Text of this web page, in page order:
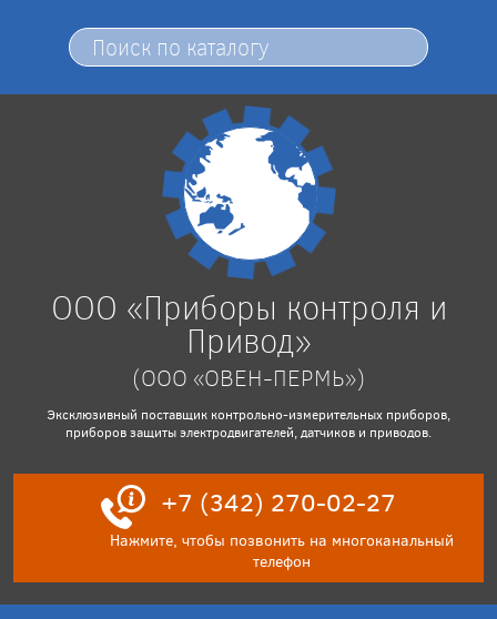
ООО «Приборы контроля и
Привод»
(ООО «ОВЕН-ПЕРМЬ»)
Эксклюзивный поставщик контрольно-измерительных приборов,
приборов защиты электродвигателей, датчиков и приводов.
+7 (342) 270-02-27
Нажмите, чтобы позвонить на многоканальный
телефон